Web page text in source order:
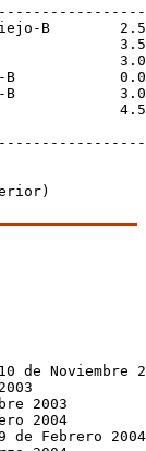
Viejo-B
B
B
Noviembre
2003
2004
de Febrero 2004